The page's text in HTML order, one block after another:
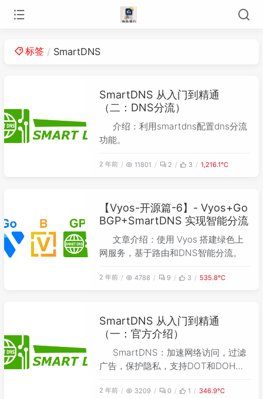
标签 SmartDNS
SmartDNS 从入门到精通
（二：DNS分流）
介绍：利用smartdns配置dns分流
功能。
2 年前 11801 2 3 1,216.1℃
【Vyos-开源篇-6】- Vyos+Go
BGP+SmartDNS 实现智能分流
文章介绍：使用 Vyos 搭建绿色上
网服务，基于路由和DNS智能分流。
2 年前 4788 9 3 535.8℃
SmartDNS 从入门到精通
（一：官方介绍）
SmartDNS：加速网络访问，过滤
广告，保护隐私，支持DOT和DOH协
2 年前 3209 0 1 346.9℃